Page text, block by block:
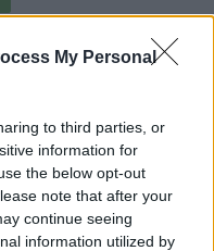
My Personal
to third parties, or
information for
the below opt-out
note that after your
continue seeing
information utilized by